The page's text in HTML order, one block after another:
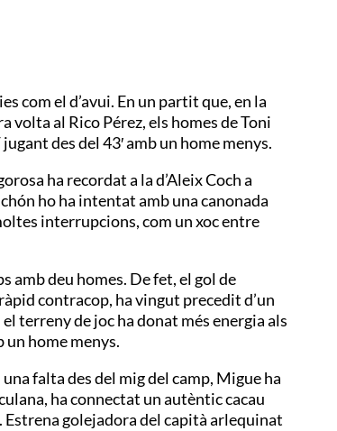
com el d’avui. En un partit que, en la
volta al Rico Pérez, els homes de Toni
des del 43′ amb un home menys.
ha recordat a la d’Aleix Coch a
ho ha intentat amb una canonada
interrupcions, com un xoc entre
amb deu homes. De fet, el gol de
contracop, ha vingut precedit d’un
terreny de joc ha donat més energia als
un home menys.
falta des del mig del camp, Migue ha
ha connectat un autèntic cacau
Estrena golejadora del capità arlequinat